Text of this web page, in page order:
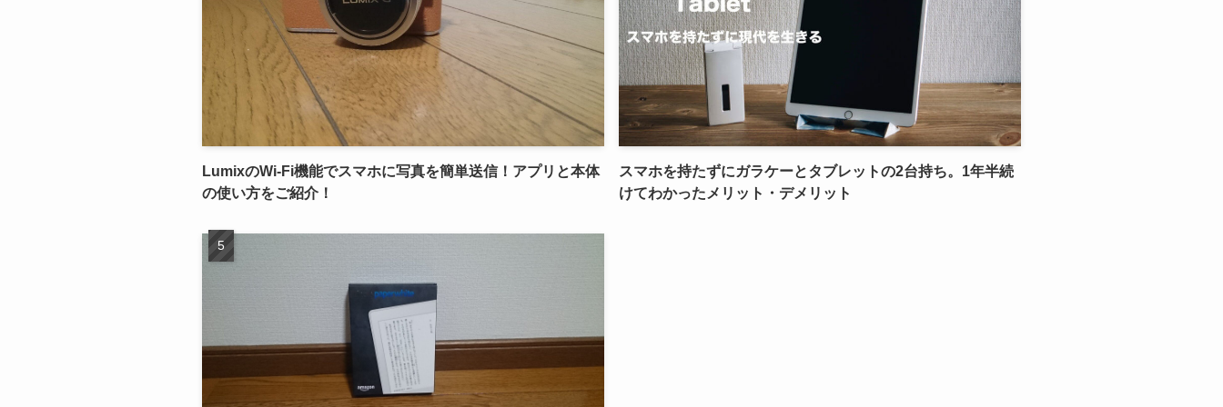
LumixのWi-Fi機能でスマホに写真を簡単送信！アプリと本体
の使い方をご紹介！
スマホを持たずにガラケーとタブレットの2台持ち。1年半続
けてわかったメリット・デメリット